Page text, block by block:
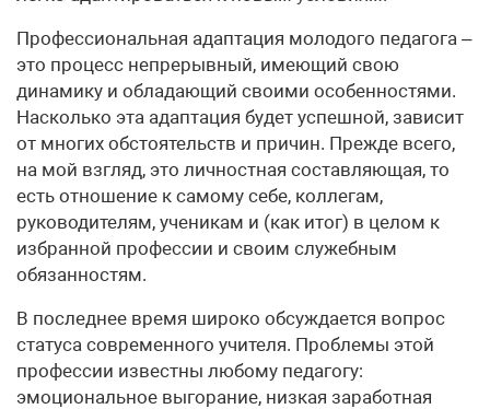
Профессиональная адаптация молодого педагога –
это процесс непрерывный, имеющий свою
динамику и обладающий своими особенностями.
Насколько эта адаптация будет успешной, зависит
от многих обстоятельств и причин. Прежде всего,
на мой взгляд, это личностная составляющая, то
есть отношение к самому себе, коллегам,
руководителям, ученикам и (как итог) в целом к
избранной профессии и своим служебным
обязанностям.
В последнее время широко обсуждается вопрос
статуса современного учителя. Проблемы этой
профессии известны любому педагогу:
эмоциональное выгорание, низкая заработная